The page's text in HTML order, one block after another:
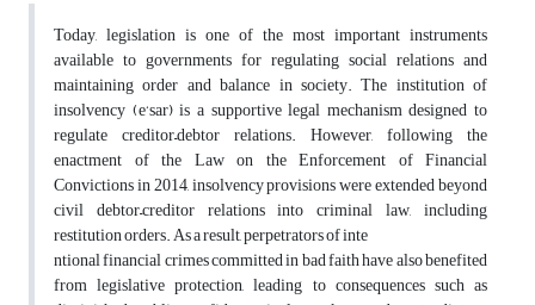
Today, legislation is one of the most important instruments
available to governments for regulating social relations and
maintaining order and balance in society. The institution of
insolvency (e‘sar) is a supportive legal mechanism designed to
regulate creditor–debtor relations. However, following the
enactment of the Law on the Enforcement of Financial
Convictions in 2014, insolvency provisions were extended beyond
civil debtor–creditor relations into criminal law, including
restitution orders. As a result, perpetrators of inte
ntional financial crimes committed in bad faith have also benefited
from legislative protection, leading to consequences such as